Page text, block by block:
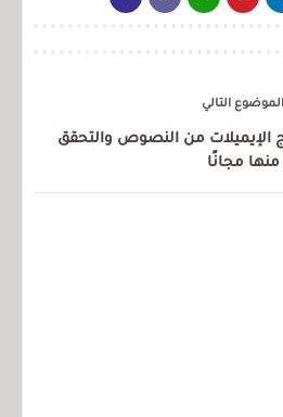
الموضوع التالي
الإيميلات من النصوص والتحقق
منها مجانًا